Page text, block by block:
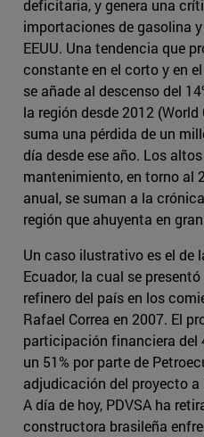
deficitaria, y genera una
importaciones de gasolina
EEUU. Una tendencia que
constante en el corto y en
se añade al descenso del
la región desde 2012
suma una pérdida de un
día desde ese año. Los
mantenimiento, en torno al
anual, se suman a la
región que ahuyenta en
Un caso ilustrativo es el de
Ecuador, la cual se
refinero del país en los
Rafael Correa en 2007. El
participación financiera del
un 51% por parte de
adjudicación del proyecto
A día de hoy, PDVSA ha
constructora brasileña